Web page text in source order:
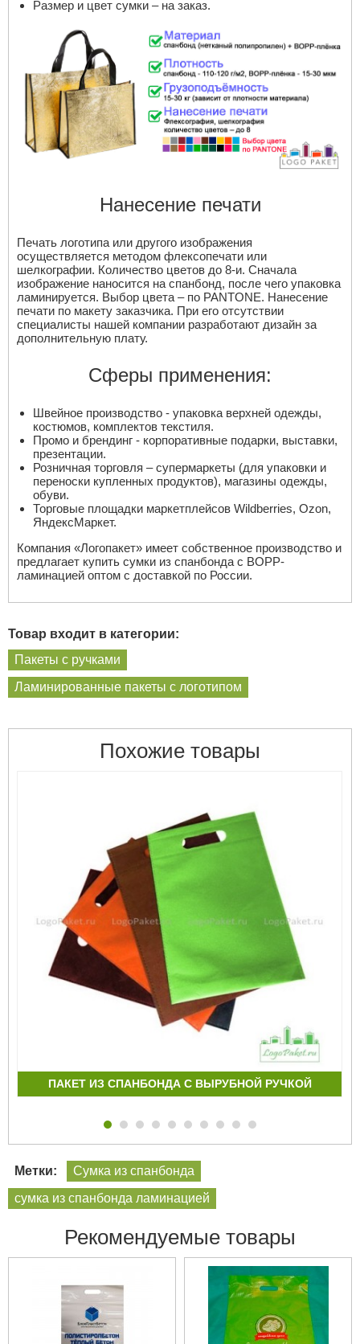
Размер и цвет сумки – на заказ.
Нанесение печати
Печать логотипа или другого изображения
осуществляется методом флексопечати или
шелкографии. Количество цветов до 8-и. Сначала
изображение наносится на спанбонд, после чего упаковка
ламинируется. Выбор цвета – по PANTONE. Нанесение
печати по макету заказчика. При его отсутствии
специалисты нашей компании разработают дизайн за
дополнительную плату.
Сферы применения:
Швейное производство - упаковка верхней одежды,
костюмов, комплектов текстиля.
Промо и брендинг - корпоративные подарки, выставки,
презентации.
Розничная торговля – супермаркеты (для упаковки и
переноски купленных продуктов), магазины одежды,
обуви.
Торговые площадки маркетплейсов Wildberries, Ozon,
ЯндексМаркет.
Компания «Логопакет» имеет собственное производство и
предлагает купить сумки из спанбонда с BOPP-
ламинацией оптом с доставкой по России.
Товар входит в категории:
Пакеты с ручками
Ламинированные пакеты с логотипом
Похожие товары
ПАКЕТ ИЗ СПАНБОНДА С ВЫРУБНОЙ РУЧКОЙ
Метки:
Сумка из спанбонда
сумка из спанбонда ламинацией
Рекомендуемые товары